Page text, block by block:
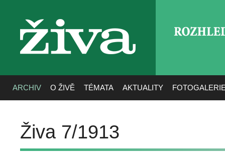
živa
ARCHIV O ŽIVĚ TÉMATA AKTUALITY
Živa 7/1913